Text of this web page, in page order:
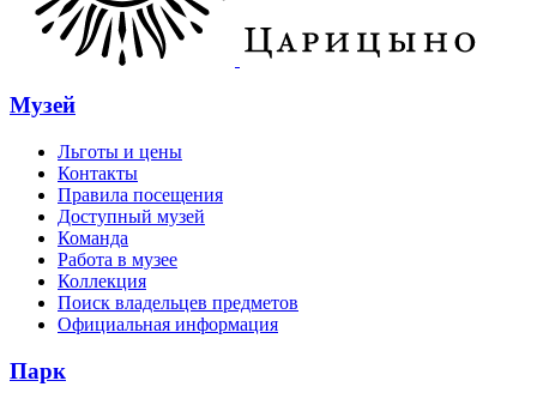
Музей
Льготы и цены
Контакты
Правила посещения
Доступный музей
Команда
Работа в музее
Коллекция
Поиск владельцев предметов
Официальная информация
Парк